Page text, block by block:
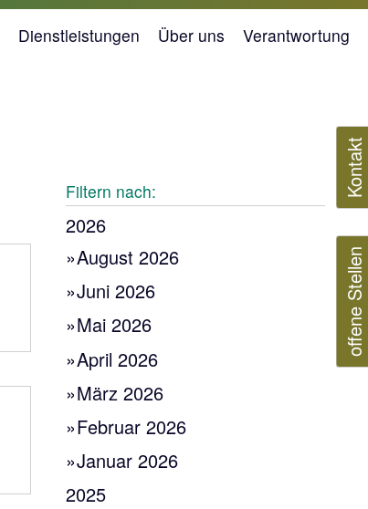
Dienstleistungen Über uns Verantwortung
Filtern nach:
2026
August 2026
Juni 2026
Mai 2026
April 2026
März 2026
Februar 2026
Januar 2026
2025
Kontakt
offene Stellen